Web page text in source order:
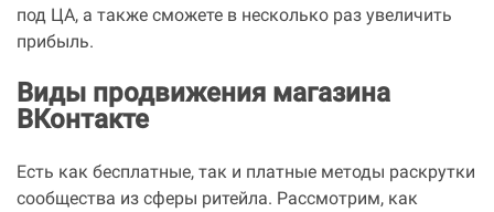
под ЦА, а также сможете в несколько раз увеличить
прибыль.
Виды продвижения магазина
ВКонтакте
Есть как бесплатные, так и платные методы раскрутки
сообщества из сферы ритейла. Рассмотрим, как